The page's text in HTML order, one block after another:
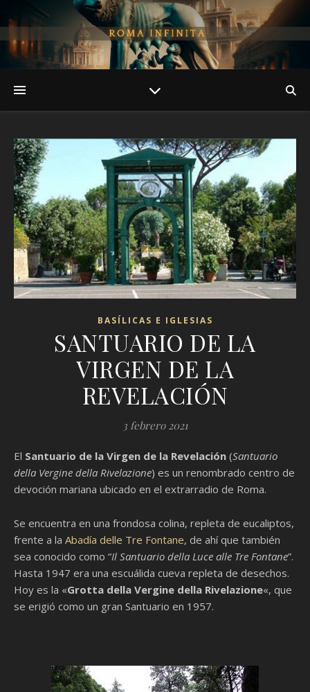
BASÍLICAS E IGLESIAS
SANTUARIO DE LA
VIRGEN DE LA
REVELACIÓN
3 febrero 2021
El Santuario de la Virgen de la Revelación (Santuario
della Vergine della Rivelazione) es un renombrado centro de
devoción mariana ubicado en el extrarradio de Roma.
Se encuentra en una frondosa colina, repleta de eucaliptos,
frente a la Abadía delle Tre Fontane, de ahí que también
sea conocido como “Il Santuario della Luce alle Tre Fontane”.
Hasta 1947 era una escuálida cueva repleta de desechos.
Hoy es la «Grotta della Vergine della Rivelazione«, que
se erigió como un gran Santuario en 1957.